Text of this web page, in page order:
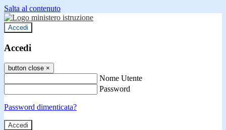
Salta al contenuto
Accedi
Accedi
button close ×
Nome Utente
Password
Password dimenticata?